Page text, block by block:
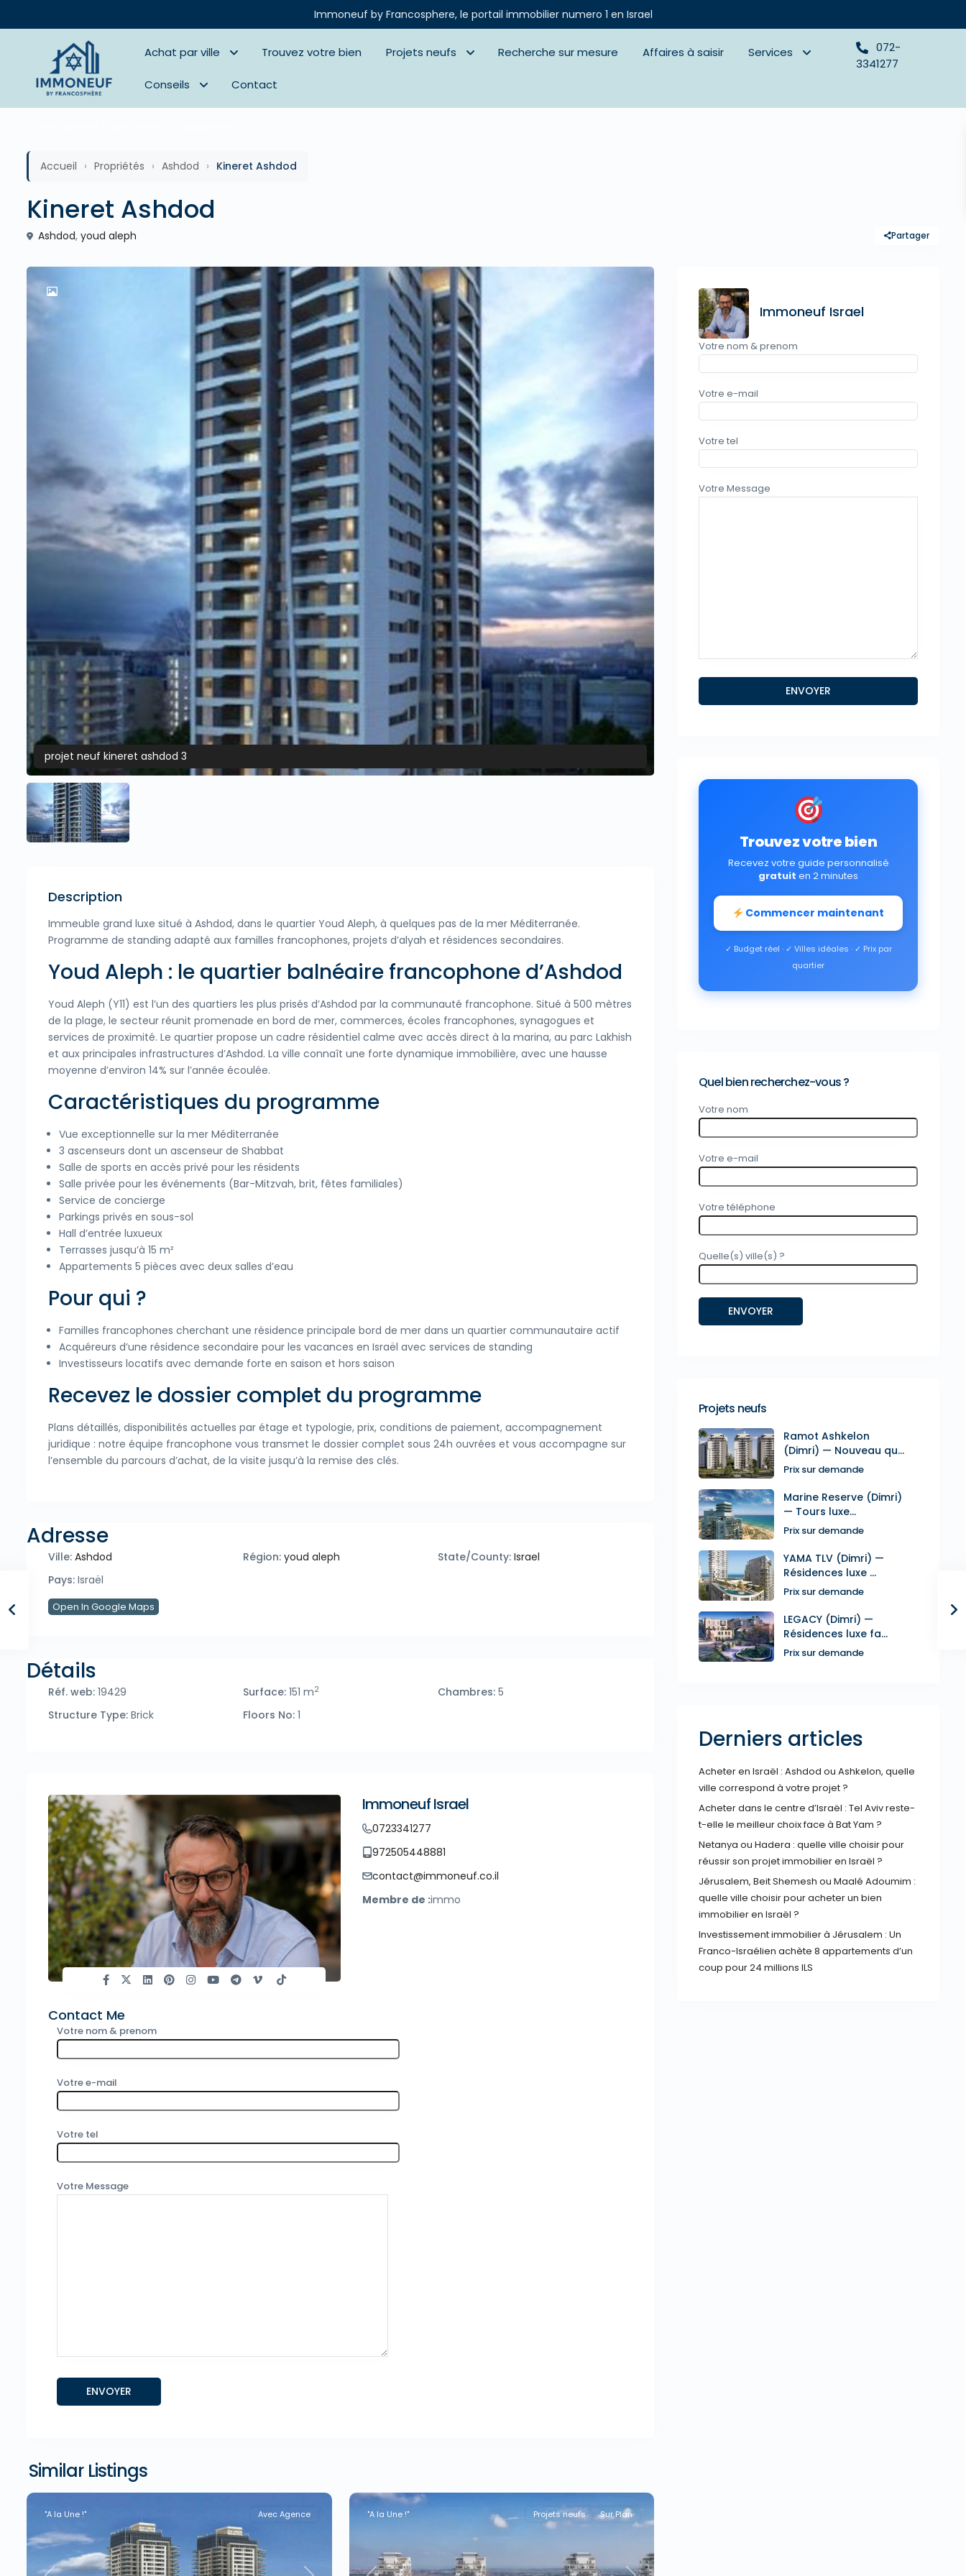
Immoneuf by Francosphere, le portail immobilier numero 1 en Israel
Achat par ville Trouvez votre bien Projets neufs Recherche sur mesure Affaires à saisir Services
Conseils Contact
072-
3341277
Accueil › Propriétés › Ashdod › Kineret Ashdod
Kineret Ashdod
Ashdod, youd aleph Partager
projet neuf kineret ashdod 3
Description
Immeuble grand luxe situé à Ashdod, dans le quartier Youd Aleph, à quelques pas de la mer Méditerranée.
Programme de standing adapté aux familles francophones, projets d’alyah et résidences secondaires.
Youd Aleph : le quartier balnéaire francophone d’Ashdod
Youd Aleph (Y11) est l’un des quartiers les plus prisés d’Ashdod par la communauté francophone. Situé à 500 mètres
de la plage, le secteur réunit promenade en bord de mer, commerces, écoles francophones, synagogues et
services de proximité. Le quartier propose un cadre résidentiel calme avec accès direct à la marina, au parc Lakhish
et aux principales infrastructures d’Ashdod. La ville connaît une forte dynamique immobilière, avec une hausse
moyenne d’environ 14% sur l’année écoulée.
Caractéristiques du programme
Vue exceptionnelle sur la mer Méditerranée
3 ascenseurs dont un ascenseur de Shabbat
Salle de sports en accès privé pour les résidents
Salle privée pour les événements (Bar-Mitzvah, brit, fêtes familiales)
Service de concierge
Parkings privés en sous-sol
Hall d’entrée luxueux
Terrasses jusqu’à 15 m²
Appartements 5 pièces avec deux salles d’eau
Pour qui ?
Familles francophones cherchant une résidence principale bord de mer dans un quartier communautaire actif
Acquéreurs d’une résidence secondaire pour les vacances en Israël avec services de standing
Investisseurs locatifs avec demande forte en saison et hors saison
Recevez le dossier complet du programme
Plans détaillés, disponibilités actuelles par étage et typologie, prix, conditions de paiement, accompagnement
juridique : notre équipe francophone vous transmet le dossier complet sous 24h ouvrées et vous accompagne sur
l’ensemble du parcours d’achat, de la visite jusqu’à la remise des clés.
Adresse
Ville: Ashdod Région: youd aleph State/County: Israel
Pays: Israël
Open In Google Maps
Détails
Réf. web: 19429 Surface: 151 m2 Chambres:5
Structure Type: Brick Floors No:1
Immoneuf Israel
0723341277
972505448881
contact@immoneuf.co.il
Membre de :immo
Contact Me
Votre nom & prenom
Votre e-mail
Votre tel
Votre Message
Similar Listings
"A la Une !" Avec Agence "A la Une !" Projets neufs Sur Plan
Immoneuf Israel
Votre nom & prenom
Votre e-mail
Votre tel
Votre Message
Trouvez votre bien
Recevez votre guide personnalisé
gratuit en 2 minutes
Commencer maintenant
✓ Budget réel · ✓ Villes idéales · ✓ Prix par
quartier
Quel bien recherchez-vous ?
Votre nom
Votre e-mail
Votre téléphone
Quelle(s) ville(s) ?
Projets neufs
Ramot Ashkelon
(Dimri) — Nouveau qu...
Prix sur demande
Marine Reserve (Dimri)
— Tours luxe...
Prix sur demande
YAMA TLV (Dimri) —
Résidences luxe ...
Prix sur demande
LEGACY (Dimri) —
Résidences luxe fa...
Prix sur demande
Derniers articles
Acheter en Israël : Ashdod ou Ashkelon, quelle
ville correspond à votre projet ?
Acheter dans le centre d’Israël : Tel Aviv reste-
t-elle le meilleur choix face à Bat Yam ?
Netanya ou Hadera : quelle ville choisir pour
réussir son projet immobilier en Israël ?
Jérusalem, Beit Shemesh ou Maalé Adoumim :
quelle ville choisir pour acheter un bien
immobilier en Israël ?
Investissement immobilier à Jérusalem : Un
Franco-Israélien achète 8 appartements d’un
coup pour 24 millions ILS